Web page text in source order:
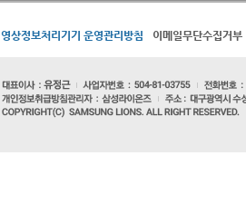
영상정보처리기기 운영관리방침 이메일무단수집거부